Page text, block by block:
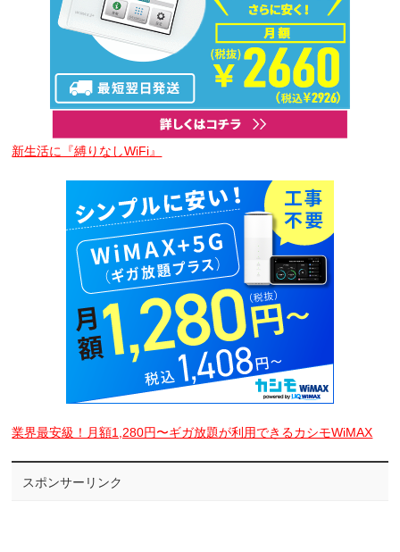
新生活に『縛りなしWiFi』
業界最安級！月額1,280円〜ギガ放題が利用できるカシモWiMAX
スポンサーリンク